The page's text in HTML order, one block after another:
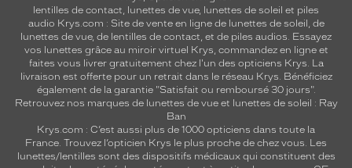
lentilles de contact, lunettes de vue, lunettes de soleil et piles
audio Krys.com : Site de vente en ligne de lunettes de soleil, de
lunettes de vue, de lentilles de contact, et de piles audios. Essayez
vos lunettes grâce au miroir virtuel Krys, commandez en ligne et
faites vous livrer gratuitement chez l'un des opticiens Krys. La
livraison est offerte pour un retrait dans le réseau Krys. Bénéficiez
également de la garantie "Satisfait ou remboursé 30 jours".
Retrouvez nos marques de lunettes de vue et lunettes de soleil : Ray
Ban
Krys.com : C’est aussi plus de 1000 opticiens dans toute la
France. Trouvez l’opticien Krys le plus proche de chez vous. Les
lunettes/lentilles sont des dispositifs médicaux qui constituent des